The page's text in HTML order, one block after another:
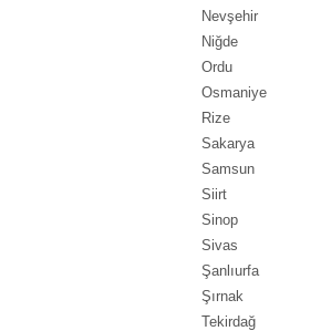
Nevşehir
Niğde
Ordu
Osmaniye
Rize
Sakarya
Samsun
Siirt
Sinop
Sivas
Şanlıurfa
Şırnak
Tekirdağ